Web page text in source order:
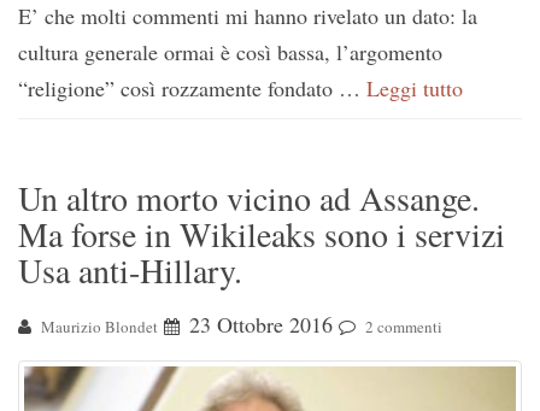
E’ che molti commenti mi hanno rivelato un dato: la
cultura generale ormai è così bassa, l’argomento
“religione” così rozzamente fondato … Leggi tutto
Un altro morto vicino ad Assange.
Ma forse in Wikileaks sono i servizi
Usa anti-Hillary.
Maurizio Blondet 23 Ottobre 2016 2 commenti